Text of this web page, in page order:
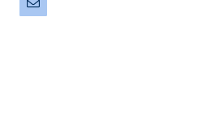
E-
Mail